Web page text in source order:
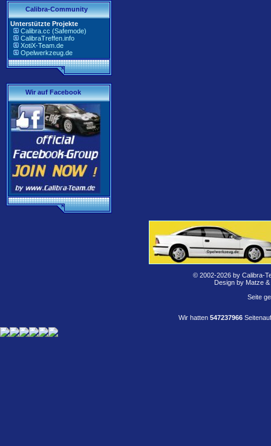
Calibra-Community
Unterstützte Projekte
Calibra.cc (Safemode)
CalibraTreffen.info
XotiX-Team.de
Opelwerkzeug.de
Wir auf Facebook
© 2002-2026 by Calibra-
Design by Matze
Seite
Wir hatten 547237966